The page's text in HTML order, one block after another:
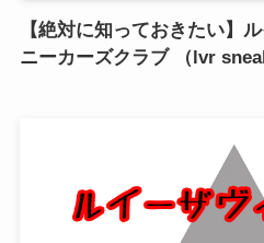
【絶対に知っておきたい】
ニーカーズクラブ （lvr